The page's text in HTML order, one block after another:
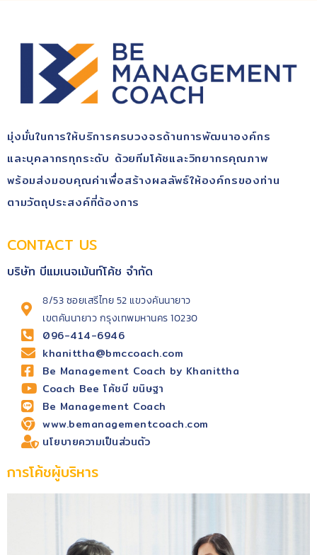
มุ่ง​มั่นในการให้บริการ​ครบวงจรด้านการพัฒนา​องค์กร​
และบุคลากรทุกระดับ​ ด้วยทีมโค้ช​และวิทยากรคุณ​ภาพ​
พร้อม​ส่งมอบคุณ​ค่า​เพื่อสร้างผลลัพธ์​ให้องค์กรของท่าน
ตามวัตถุประสงค์​ที่ต้องการ
CONTACT US
บริษัท บีแมเนจเม้นท์โค้ช จำกัด
8/53 ซอยเสรีไทย 52 แขวงคันนายาว
เขตคันนายาว กรุงเทพมหานคร 10230
096-414-6946
khanittha@bmccoach.com
Be Management Coach by Khanittha
Coach Bee โค้ชบี ขนิษฐา
Be Management Coach
www.bemanagementcoach.com
นโยบายความเป็นส่วนตัว
การโค้ชผู้บริหาร